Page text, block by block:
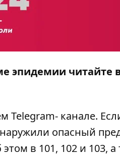
эпидемии читайте
Telegram- канале.
опасный
в 101, 102 и 103,